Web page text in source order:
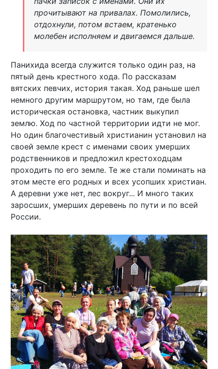
прочитывают на привалах. Помолились,
отдохнули, потом встаем, кратенько
молебен исполняем и двигаемся дальше.
Панихида всегда служится только один раз, на
пятый день крестного хода. По рассказам
вятских певчих, история такая. Ход раньше шел
немного другим маршрутом, но там, где была
историческая остановка, частник выкупил
землю. Ход по частной территории идти не мог.
Но один благочестивый христианин установил на
своей земле крест с именами своих умерших
родственников и предложил крестоходцам
проходить по его земле. Те же стали поминать на
этом месте его родных и всех усопших христиан.
А деревни уже нет, лес вокруг... И много таких
заросших, умерших деревень по пути и по всей
России.